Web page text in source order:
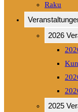
Raku
2026
2025